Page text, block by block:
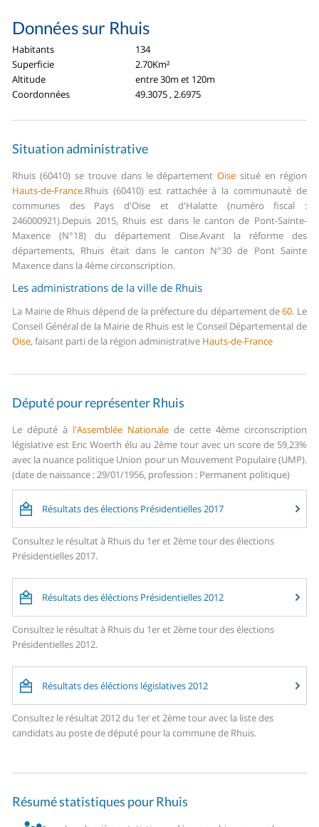
Données sur Rhuis
Habitants
134
Superficie
2.70Km²
Altitude
entre 30m et 120m
Coordonnées
49.3075 , 2.6975
Situation administrative
Rhuis (60410) se trouve dans le départementOise situé en région
Hauts-de-France.Rhuis (60410) est rattachée à la communauté de
communes des Pays d'Oise et d'Halatte (numéro fiscal :
246000921).Depuis 2015, Rhuis est dans le canton de Pont-Sainte-
Maxence (N°18) du département Oise.Avant la réforme des
départements, Rhuis était dans le canton N°30 de Pont Sainte
Maxence dans la 4ème circonscription.
Les administrations de la ville de Rhuis
La Mairie de Rhuis dépend de la préfecture du département de60. Le
Conseil Général de la Mairie de Rhuis est le Conseil Départemental de
Oise, faisant parti de la région administrative Hauts-de-France
Député pour représenter Rhuis
Le député à l'Assemblée Nationale de cette 4ème circonscription
législative est Eric Woerth élu au 2ème tour avec un score de 59,23%
avec la nuance politique Union pour un Mouvement Populaire (UMP).
(date de naissance : 29/01/1956, profession : Permanent politique)
Résultats des élections Présidentielles 2017
Consultez le résultat à Rhuis du 1er et 2ème tour des élections
Présidentielles 2017.
Résultats des éléctions Présidentielles 2012
Consultez le résultat à Rhuis du 1er et 2ème tour des élections
Présidentielles 2012.
Résultats des éléctions législatives 2012
Consultez le résultat 2012 du 1er et 2ème tour avec la liste des
candidats au poste de député pour la commune de Rhuis.
Résumé statistiques pour Rhuis